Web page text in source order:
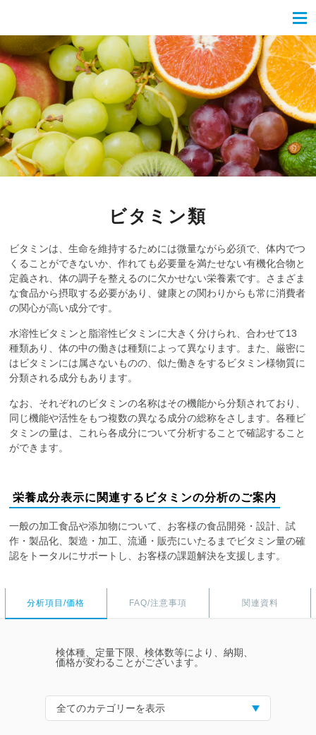
ビタミン類
ビタミンは、生命を維持するためには微量ながら必須で、体内でつ
くることができないか、作れても必要量を満たせない有機化合物と
定義され、体の調子を整えるのに欠かせない栄養素です。さまざま
な食品から摂取する必要があり、健康との関わりからも常に消費者
の関心が高い成分です。
水溶性ビタミンと脂溶性ビタミンに大きく分けられ、合わせて13
種類あり、体の中の働きは種類によって異なります。また、厳密に
はビタミンには属さないものの、似た働きをするビタミン様物質に
分類される成分もあります。
なお、それぞれのビタミンの名称はその機能から分類されており、
同じ機能や活性をもつ複数の異なる成分の総称をさします。各種ビ
タミンの量は、これら各成分について分析することで確認すること
ができます。
栄養成分表示に関連するビタミンの分析のご案内
一般の加工食品や添加物について、お客様の食品開発・設計、試
作・製品化、製造・加工、流通・販売にいたるまでビタミン量の確
認をトータルにサポートし、お客様の課題解決を支援します。
分析項目/価格 FAQ/注意事項 関連資料
検体種、定量下限、検体数等により、納期、
価格が変わることがございます。
全てのカテゴリーを表示